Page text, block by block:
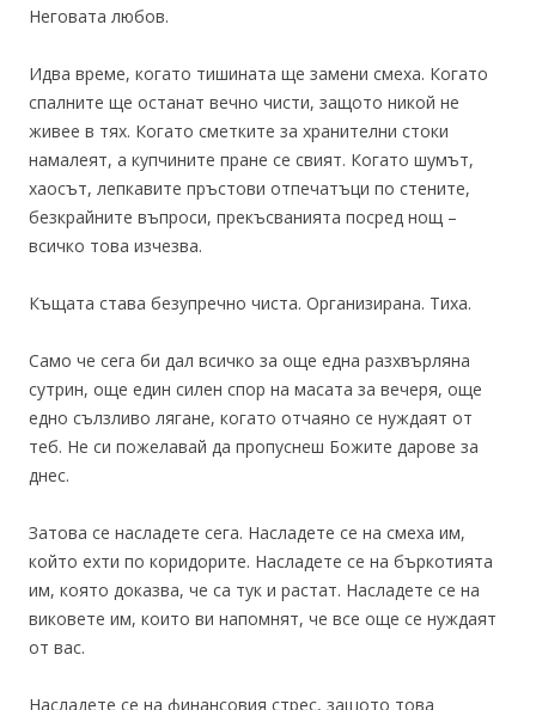
Неговата любов.
Идва време, когато тишината ще замени смеха. Когато
спалните ще останат вечно чисти, защото никой не
живее в тях. Когато сметките за хранителни стоки
намалеят, а купчините пране се свият. Когато шумът,
хаосът, лепкавите пръстови отпечатъци по стените,
безкрайните въпроси, прекъсванията посред нощ –
всичко това изчезва.
Къщата става безупречно чиста. Организирана. Тиха.
Само че сега би дал всичко за още една разхвърляна
сутрин, още един силен спор на масата за вечеря, още
едно сълзливо лягане, когато отчаяно се нуждаят от
теб. Не си пожелавай да пропуснеш Божите дарове за
днес.
Затова се насладете сега. Насладете се на смеха им,
който ехти по коридорите. Насладете се на бъркотията
им, която доказва, че са тук и растат. Насладете се на
виковете им, които ви напомнят, че все още се нуждаят
от вас.
Насладете се на финансовия стрес, защото това